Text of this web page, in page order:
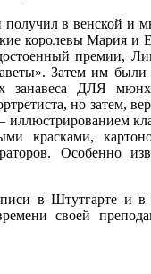
получил в венской и
королевы Мария и
премии,
Затем им были
занавеса ДЛЯ
но затем,
иллюстрированием
красками,
Особенно
в Штутгарте и
своей